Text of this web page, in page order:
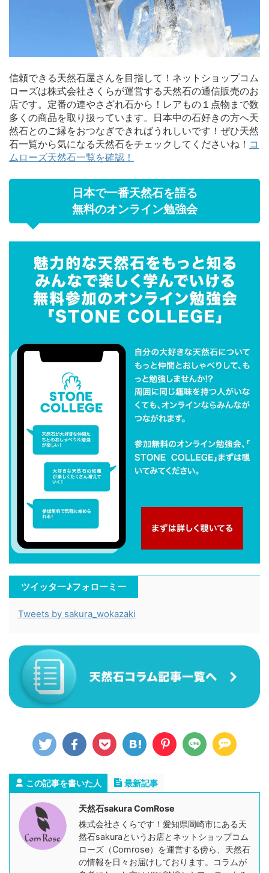
信頼できる天然石屋さんを目指して！ネットショップコム
ローズは株式会社さくらが運営する天然石の通信販売のお
店です。定番の連やさざれ石から！レアもの１点物まで数
多くの商品を取り扱っています。日本中の石好きの方へ天
然石とのご縁をおつなぎできればうれしいです！ぜひ天然
石一覧から気になる天然石をチェックしてくださいね！ コ
ムローズ天然石一覧を確認！
日本で一番天然石を語る
無料のオンライン勉強会
ツイッター♪フォローミー
Tweets by sakura_wokazaki
この記事を書いた人 最新記事
天然石sakura ComRose
株式会社さくらです！愛知県岡崎市にある天
然石sakuraというお店とネットショップコム
ローズ（Comrose）を運営する傍ら、天然石
の情報を日々お届けしております。コラムが